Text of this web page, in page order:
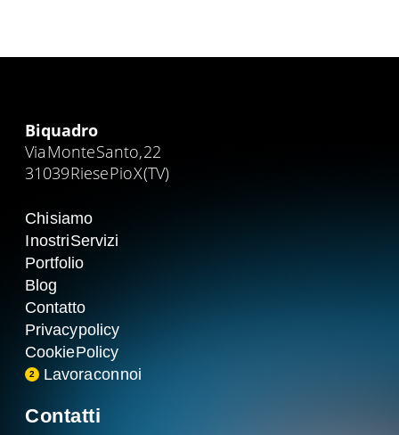
Biquadro
Via Monte Santo, 22
31039 Riese Pio X (TV)
Chi siamo
I nostri Servizi
Portfolio
Blog
Contatto
Privacy policy
Cookie Policy
2 Lavora con noi
Contatti